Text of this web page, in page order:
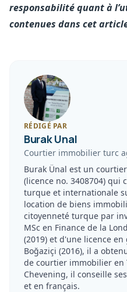
responsabilité quant à
contenues dans cet
RÉDIGÉ PAR
Burak Unal
Courtier immobilier turc
Burak Ünal est un
(licence no. 3408704) qui
turque et internationale
location de biens
citoyenneté turque par
MSc en Finance de la
(2019) et d'une licence
Boğaziçi (2016), il a
de courtier immobilier en
Chevening, il conseille
et en français.